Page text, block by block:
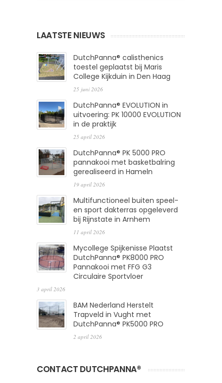
LAATSTE NIEUWS
DutchPanna® calisthenics
toestel geplaatst bij Maris
College Kijkduin in Den Haag
25 juni 2026
DutchPanna® EVOLUTION in
uitvoering: PK 10000 EVOLUTION
in de praktijk
25 april 2026
DutchPanna® PK 5000 PRO
pannakooi met basketbalring
gerealiseerd in Hameln
19 april 2026
Multifunctioneel buiten speel-
en sport dakterras opgeleverd
bij Rijnstate in Arnhem
11 april 2026
Mycollege Spijkenisse Plaatst
DutchPanna® PK8000 PRO
Pannakooi met FFG G3
Circulaire Sportvloer
3 april 2026
BAM Nederland Herstelt
Trapveld in Vught met
DutchPanna® PK5000 PRO
2 april 2026
CONTACT DUTCHPANNA®